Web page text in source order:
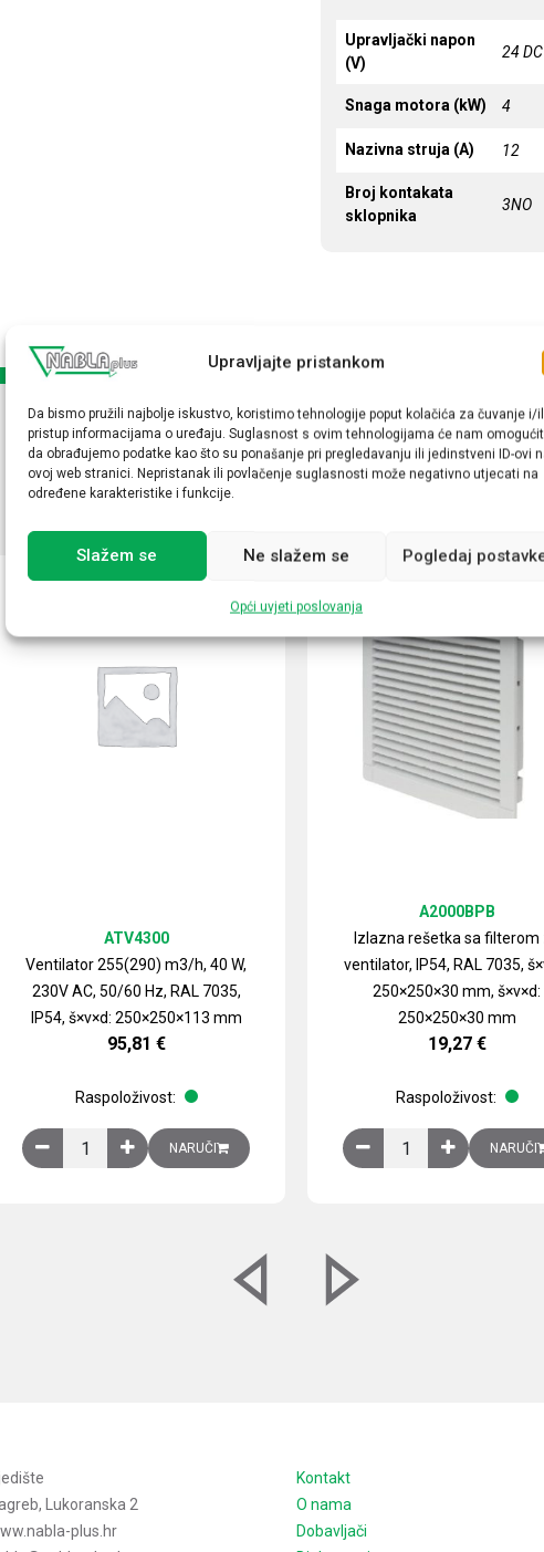
Upravljajte pristankom
Da bismo pružili najbolje iskustvo, koristimo tehnologije poput kolačića za čuvanje i/
pristup informacijama o uređaju. Suglasnost s ovim tehnologijama će nam
da obrađujemo podatke kao što su ponašanje pri pregledavanju ili jedinstveni ID-ovi
ovoj web stranici. Nepristanak ili povlačenje suglasnosti može negativno utjecati na
određene karakteristike i funkcije.
Slažem se Ne slažem se Pogledaj
Opći uvjeti poslovanja
Upravljački napon
(V)
24 DC
Snaga motora (kW) 4
Nazivna struja (A) 12
Broj kontakata
sklopnika
3NO
galvanizirani čelični lim količina
Ventilator 255(290) m3/h, 40 W,
230V AC, 50/60 Hz, RAL 7035,
IP54, š×v×d: 250×250×113 mm
ATV4300
95,81 €
Raspoloživost:
Ventilator 255(290) m3/h, 40 W, 230V AC, 50/60 Hz, RAL 7035,
NARUČI
Izlazna rešetka sa filterom
ventilator, IP54, RAL 7035,
250×250×30 mm, š×v×d:
250×250×30 mm
A2000BPB
19,27 €
Raspoloživost:
Izlazna rešetka saNARUČI
Lukoranska 2
plus.hr
Kontakt
O nama
Dobavljači